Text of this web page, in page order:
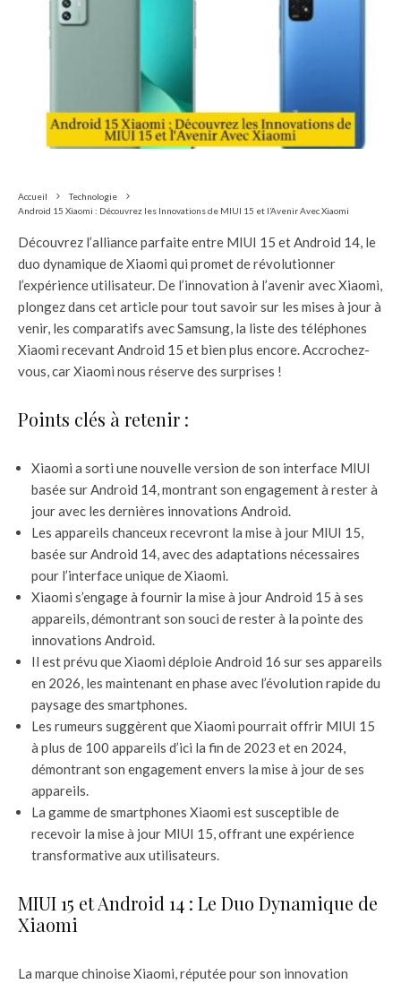
Accueil
Technologie
Android 15 Xiaomi : Découvrez les Innovations de MIUI 15 et l’Avenir Avec Xiaomi
Découvrez l’alliance parfaite entre MIUI 15 et Android 14, le
duo dynamique de Xiaomi qui promet de révolutionner
l’expérience utilisateur. De l’innovation à l’avenir avec Xiaomi,
plongez dans cet article pour tout savoir sur les mises à jour à
venir, les comparatifs avec Samsung, la liste des téléphones
Xiaomi recevant Android 15 et bien plus encore. Accrochez-
vous, car Xiaomi nous réserve des surprises !
Points clés à retenir :
Xiaomi a sorti une nouvelle version de son interface MIUI
basée sur Android 14, montrant son engagement à rester à
jour avec les dernières innovations Android.
Les appareils chanceux recevront la mise à jour MIUI 15,
basée sur Android 14, avec des adaptations nécessaires
pour l’interface unique de Xiaomi.
Xiaomi s’engage à fournir la mise à jour Android 15 à ses
appareils, démontrant son souci de rester à la pointe des
innovations Android.
Il est prévu que Xiaomi déploie Android 16 sur ses appareils
en 2026, les maintenant en phase avec l’évolution rapide du
paysage des smartphones.
Les rumeurs suggèrent que Xiaomi pourrait offrir MIUI 15
à plus de 100 appareils d’ici la fin de 2023 et en 2024,
démontrant son engagement envers la mise à jour de ses
appareils.
La gamme de smartphones Xiaomi est susceptible de
recevoir la mise à jour MIUI 15, offrant une expérience
transformative aux utilisateurs.
MIUI 15 et Android 14 : Le Duo Dynamique de
Xiaomi
La marque chinoise Xiaomi, réputée pour son innovation